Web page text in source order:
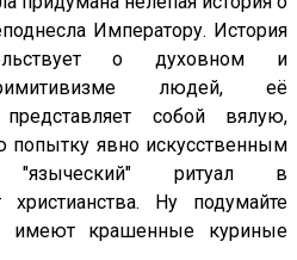
Императору. История
о духовном и
людей, её
собой вялую,
попытку явно искусственным
"языческий" ритуал в
Ну подумайте
имеют крашенные куриные